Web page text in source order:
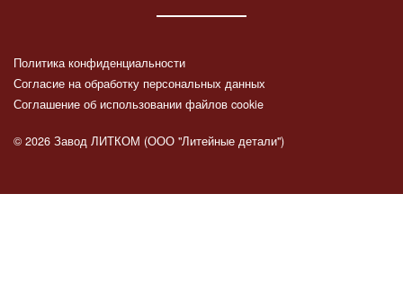
Политика конфиденциальности
Согласие на обработку персональных данных
Соглашение об использовании файлов cookie
© 2026 Завод ЛИТКОМ (ООО "Литейные детали")